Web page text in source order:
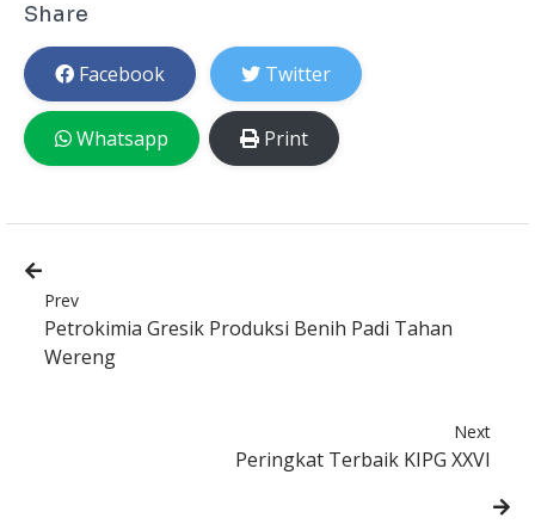
Share
Facebook Twitter
Whatsapp Print
Prev
Petrokimia Gresik Produksi Benih Padi Tahan
Wereng
Next
Peringkat Terbaik KIPG XXVI